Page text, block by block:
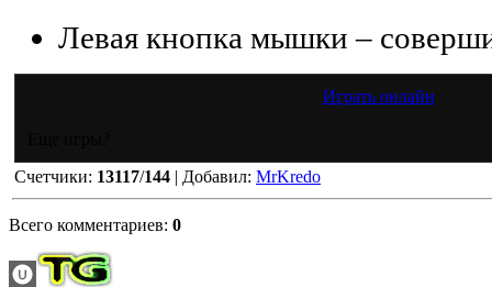
Левая кнопка мышки –
Играть онлайн
Счетчики: 13117/144 | Добавил: MrKredo
Всего комментариев: 0